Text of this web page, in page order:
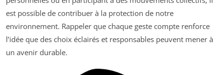
est possible de contribuer à la protection de notre
environnement. Rappeler que chaque geste compte renforce
l’idée que des choix éclairés et responsables peuvent mener à
un avenir durable.